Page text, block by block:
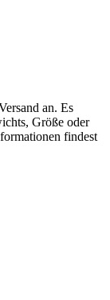
an. Es
Größe oder
findest